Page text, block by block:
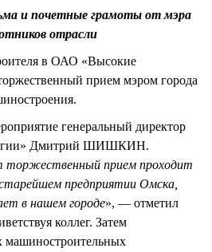
и почетные грамоты от мэра
отрасли
в ОАО «Высокие
прием мэром города
генеральный директор
Дмитрий ШИШКИН.
торжественный прием проходит
предприятии Омска,
в нашем городе», — отметил
коллег. Затем
машиностроительных